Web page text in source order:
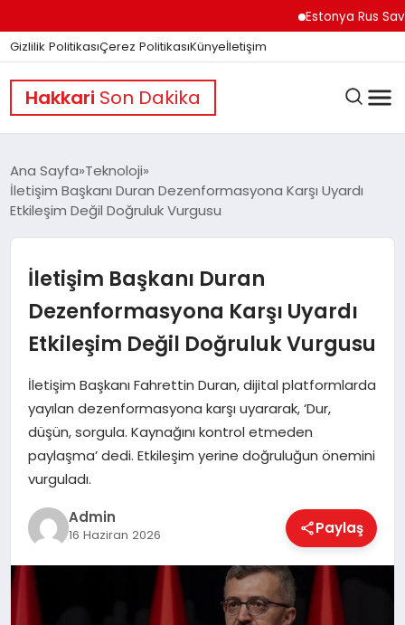
Estonya Rus
Gizlilik PolitikasıÇerez PolitikasıKünyeİletişim
Hakkari Son Dakika
GÜNDEM
DÜNYA
EĞITIM
EKONOMI
MAGAZIN
Ana Sayfa Teknoloji
İletişim Başkanı Duran Dezenformasyona Karşı Uyardı
Etkileşim Değil Doğruluk Vurgusu
İletişim Başkanı Duran
Dezenformasyona Karşı Uyardı
Etkileşim Değil Doğruluk Vurgusu
İletişim Başkanı Fahrettin Duran, dijital platformlarda
yayılan dezenformasyona karşı uyararak, ‘Dur,
düşün, sorgula. Kaynağını kontrol etmeden
paylaşma’ dedi. Etkileşim yerine doğruluğun önemini
vurguladı.
Admin
16 Haziran 2026 Paylaş